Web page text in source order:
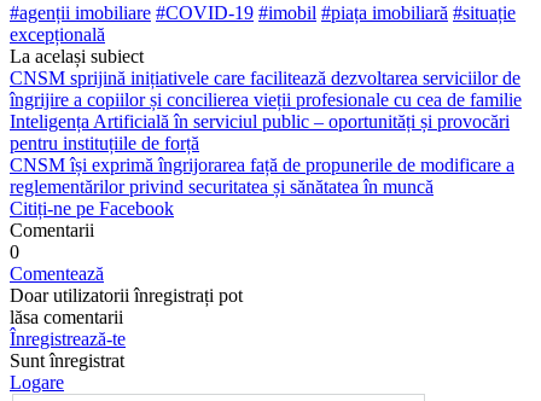
#agenții imobiliare #COVID-19 #imobil #piața imobiliară #situație
excepțională
La același subiect
CNSM sprijină inițiativele care facilitează dezvoltarea serviciilor de
îngrijire a copiilor și concilierea vieții profesionale cu cea de familie
Inteligența Artificială în serviciul public – oportunități și provocări
pentru instituțiile de forță
CNSM își exprimă îngrijorarea față de propunerile de modificare a
reglementărilor privind securitatea și sănătatea în muncă
Citiți-ne pe Facebook
Comentarii
0
Comentează
Doar utilizatorii înregistrați pot
lăsa comentarii
Înregistrează-te
Sunt înregistrat
Logare